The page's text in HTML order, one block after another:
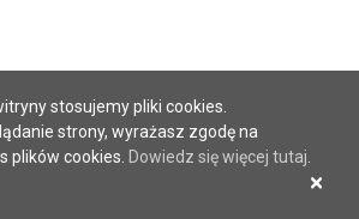
stosujemy pliki cookies.
strony, wyrażasz zgodę na
plików cookies. Dowiedz się więcej tutaj
×